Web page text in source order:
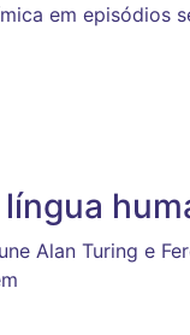
em episódios
Alan Turing e